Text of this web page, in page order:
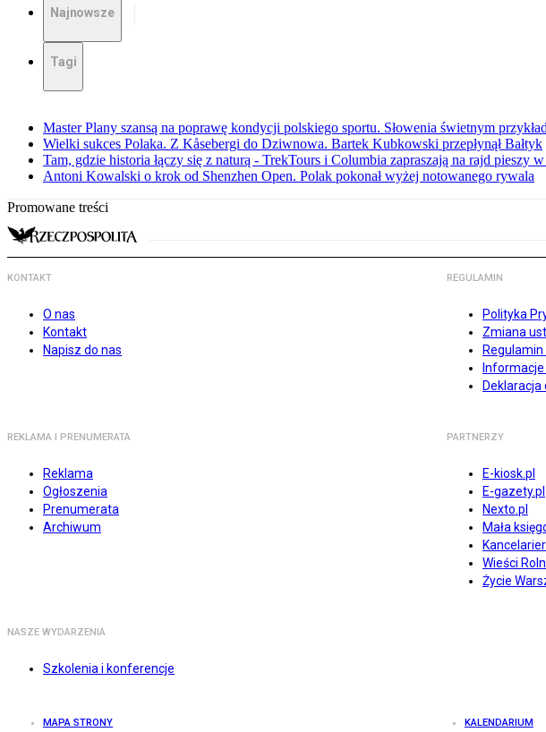
Najnowsze
Tagi
Master Plany szansą na poprawę kondycji polskiego sportu. Słowenia świetnym
Wielki sukces Polaka. Z Kåsebergi do Dziwnowa. Bartek Kubkowski przepłynął Bałtyk
Tam, gdzie historia łączy się z naturą - TrekTours i Columbia zapraszają na rajd pieszy
Antoni Kowalski o krok od Shenzhen Open. Polak pokonał wyżej notowanego rywala
Promowane treści
KONTAKT
O nas
Kontakt
Napisz do nas
REGULAMIN
Polityka
Zmiana
Deklaracja
REKLAMA I PRENUMERATA
Reklama
Ogłoszenia
Prenumerata
Archiwum
PARTNERZY
E-kiosk.pl
E-gazety.pl
Nexto.pl
Mała
Wieści
Życie
NASZE WYDARZENIA
Szkolenia i konferencje
MAPA STRONY KALENDARIUM